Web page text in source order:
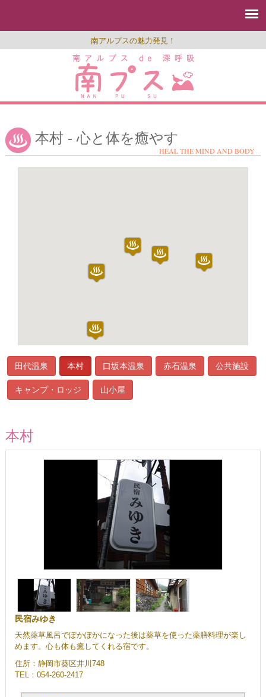
南アルプスの魅力発見！
本村 - 心と体を癒やす
HEAL THE MIND AND BODY
田代温泉 本村 口坂本温泉 赤石温泉 公共施設
キャンプ・ロッジ 山小屋
本村
民宿みゆき
天然薬草風呂でぽかぽかになった後は薬草を使った薬膳料理が楽し
めます。心も体も癒してくれる宿です。
住所：静岡市葵区井川748
TEL：054-260-2417